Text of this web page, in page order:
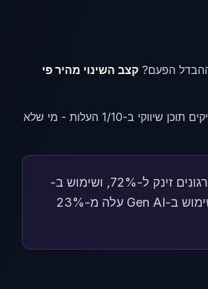
קצב השינוי מהיר פי
בעוד עסקים שכבר אימצו AI חוסכים 15-30 שעות עבודה בשבוע, מגדילים המרות באתרים ב-25-40%, ומפיקים תוכן שיווקי ב-1/10 העלות - מי שלא
סקר McKinsey "The State of AI in Early 2024" מצא שאימוץ AI בארגונים זינק ל-72%, ושימוש ב-
מ-10 חודשים קודם לכן. בקרב עסקים קטנים ובינוניים, השימוש ב-Gen AI עלה מ-23%